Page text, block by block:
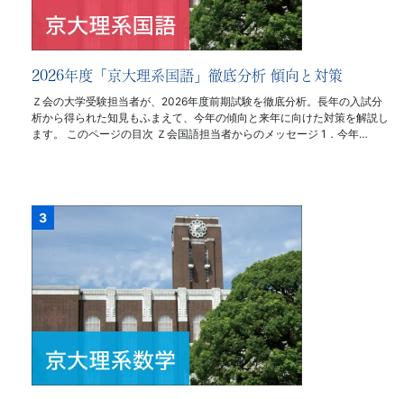
2026年度「京大理系国語」徹底分析 傾向と対策
Ｚ会の大学受験担当者が、2026年度前期試験を徹底分析。長年の入試分
析から得られた知見もふまえて、今年の傾向と来年に向けた対策を解説し
ます。 このページの目次 Ｚ会国語担当者からのメッセージ 1．今年…